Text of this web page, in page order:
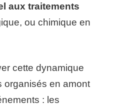
aux traitements
ou chimique en
cette dynamique
organisés en amont
: les